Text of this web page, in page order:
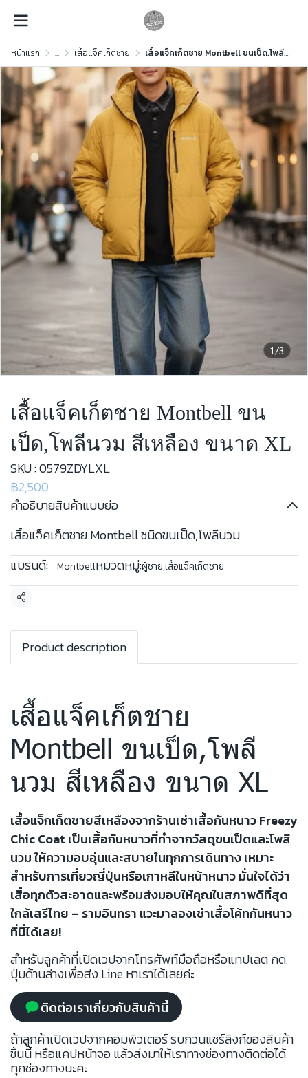
หน้าแรก ... เสื้อแจ็คเก็ตชาย เสื้อแจ็คเก็ตชาย Montbell ขนเป็ด,โพลีนวม สีเหลือง ขนาด XL
1/3
เสื้อแจ็คเก็ตชาย Montbell ขน
เป็ด,โพลีนวม สีเหลือง ขนาด XL
SKU : 0579ZDYLXL
฿2,500
คำอธิบายสินค้าแบบย่อ
เสื้อแจ็คเก็ตชาย Montbell ชนิดขนเป็ด,โพลีนวม
แบรนด์:
Montbellหมวดหมู่:ผู้ชาย,เสื้อแจ็คเก็ตชาย
แชร์
Product description
เสื้อแจ็คเก็ตชาย
Montbell ขนเป็ด,โพลี
นวม สีเหลือง ขนาด XL
เสื้อแจ็กเก็ตชายสีเหลืองจากร้านเช่าเสื้อกันหนาว Freezy
Chic Coat เป็นเสื้อกันหนาวที่ทำจากวัสดุขนเป็ดและโพลี
นวม ให้ความอบอุ่นและสบายในทุกการเดินทาง เหมาะ
สำหรับการเที่ยวญี่ปุ่นหรือเกาหลีในหน้าหนาว มั่นใจได้ว่า
เสื้อทุกตัวสะอาดและพร้อมส่งมอบให้คุณในสภาพดีที่สุด
ใกล้เสรีไทย – รามอินทรา แวะมาลองเช่าเสื้อโค้ทกันหนาว
ที่นี่ได้เลย!
สำหรับลูกค้าที่เปิดเวปจากโทรศัพท์มือถือหรือแทปเลต กด
ปุ่มด้านล่างเพื่อส่ง Line หาเราได้เลยค่ะ
ติดต่อเราเกี่ยวกับสินค้านี้
ถ้าลูกค้าเปิดเวปจากคอมพิวเตอร์ รบกวนแชร์ลิงก์ของสินค้า
ชิ้นนี้ หรือแคปหน้าจอ แล้วส่งมาให้เราทางช่องทางติดต่อได้
ทุกช่องทางนะคะ